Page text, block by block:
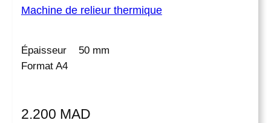
Machine de relieur thermique
Épaisseur 50 mm
Format A4
2.200 MAD